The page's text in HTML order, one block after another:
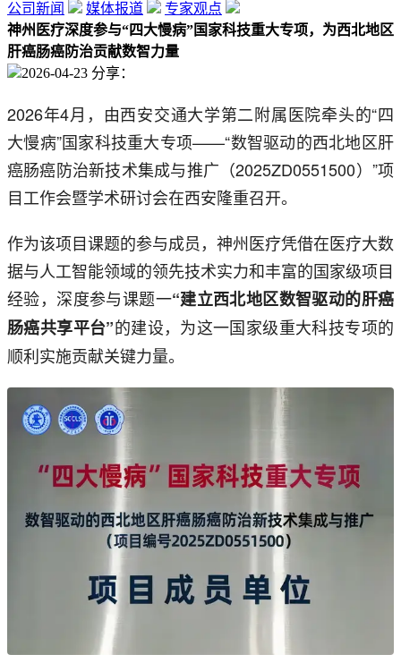
公司新闻
媒体报道
专家观点
神州医疗深度参与“四大慢病”国家科技重大专项，为西北地区
肝癌肠癌防治贡献数智力量
2026-04-23 分享：
2026年4月，由西安交通大学第二附属医院牵头的“四
大慢病”国家科技重大专项——“数智驱动的西北地区肝
癌肠癌防治新技术集成与推广（2025ZD0551500）”项
目工作会暨学术研讨会在西安隆重召开。
作为该项目课题的参与成员，神州医疗凭借在医疗大数
据与人工智能领域的领先技术实力和丰富的国家级项目
经验，深度参与课题一“建立西北地区数智驱动的肝癌
肠癌共享平台”的建设，为这一国家级重大科技专项的
顺利实施贡献关键力量。